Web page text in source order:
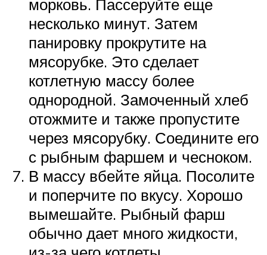
морковь. Пассеруйте еще
несколько минут. Затем
панировку прокрутите на
мясорубке. Это сделает
котлетную массу более
однородной. Замоченный хлеб
отожмите и также пропустите
через мясорубку. Соедините его
с рыбным фаршем и чесноком.
В массу вбейте яйца. Посолите
и поперчите по вкусу. Хорошо
вымешайте. Рыбный фарш
обычно дает много жидкости,